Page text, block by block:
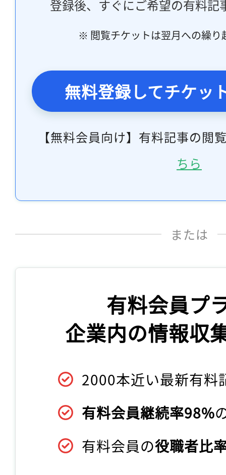
登録後、すぐにご希望の有料記
※ 閲覧チケットは翌月への繰り
無料登録してチケッ
【無料会員向け】有料記事の閲
ちら
または
有料会員プ
企業内の情報収
2000本近い最新有料
有料会員継続率98%
有料会員の役職者比